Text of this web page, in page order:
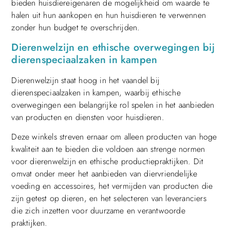
bieden huisdiereigenaren de mogelijkheid om waarde te
halen uit hun aankopen en hun huisdieren te verwennen
zonder hun budget te overschrijden.
Dierenwelzijn en ethische overwegingen bij
dierenspeciaalzaken in kampen
Dierenwelzijn staat hoog in het vaandel bij
dierenspeciaalzaken in kampen, waarbij ethische
overwegingen een belangrijke rol spelen in het aanbieden
van producten en diensten voor huisdieren.
Deze winkels streven ernaar om alleen producten van hoge
kwaliteit aan te bieden die voldoen aan strenge normen
voor dierenwelzijn en ethische productiepraktijken. Dit
omvat onder meer het aanbieden van diervriendelijke
voeding en accessoires, het vermijden van producten die
zijn getest op dieren, en het selecteren van leveranciers
die zich inzetten voor duurzame en verantwoorde
praktijken.